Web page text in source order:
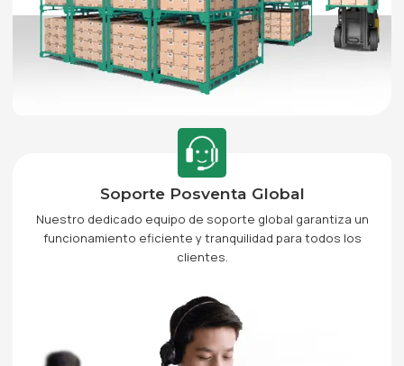
Soporte Posventa Global
Nuestro dedicado equipo de soporte global garantiza un
funcionamiento eficiente y tranquilidad para todos los
clientes.